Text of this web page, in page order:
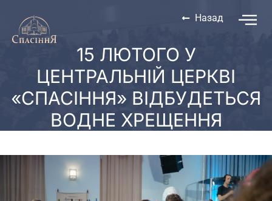
Назад
15 ЛЮТОГО У
ЦЕНТРАЛЬНІЙ ЦЕРКВІ
«СПАСІННЯ» ВІДБУДЕТЬСЯ
ВОДНЕ ХРЕЩЕННЯ